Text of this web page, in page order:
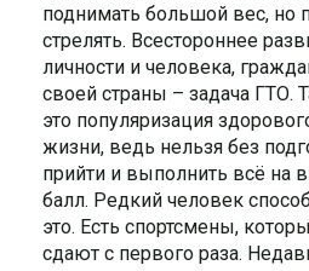
поднимать большой вес, но
стрелять. Всестороннее
личности и человека,
своей страны – задача ГТО.
это популяризация
жизни, ведь нельзя без
прийти и выполнить всё на
балл. Редкий человек
это. Есть спортсмены,
сдают с первого раза.